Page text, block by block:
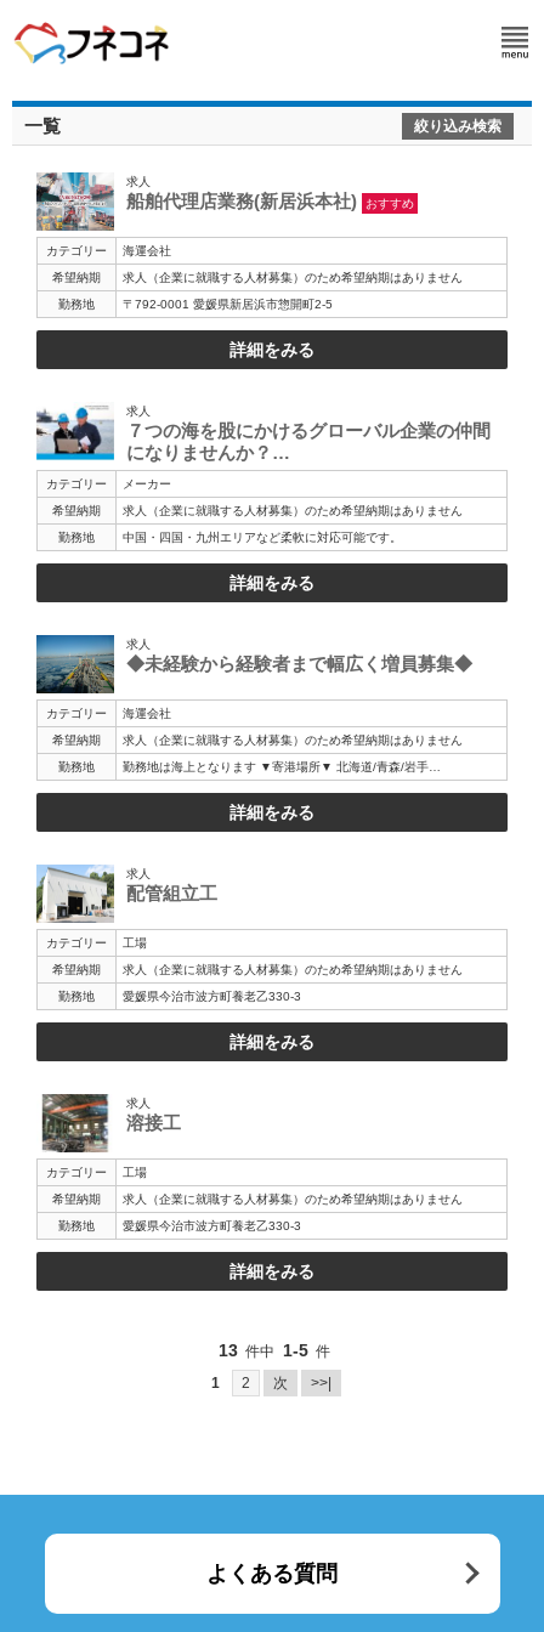
一覧 絞り込み検索
求人
船舶代理店業務(新居浜本社) おすすめ
カテゴリー
海運会社
希望納期
求人（企業に就職する人材募集）のため希望納期はありません
勤務地
〒792-0001 愛媛県新居浜市惣開町2-5
詳細をみる
求人
７つの海を股にかけるグローバル企業の仲間
になりませんか？…
カテゴリー
メーカー
希望納期
求人（企業に就職する人材募集）のため希望納期はありません
勤務地
中国・四国・九州エリアなど柔軟に対応可能です。
詳細をみる
求人
◆未経験から経験者まで幅広く増員募集◆
カテゴリー
海運会社
希望納期
求人（企業に就職する人材募集）のため希望納期はありません
勤務地
勤務地は海上となります ▼寄港場所▼ 北海道/青森/岩手…
詳細をみる
求人
配管組立工
カテゴリー
工場
希望納期
求人（企業に就職する人材募集）のため希望納期はありません
勤務地
愛媛県今治市波方町養老乙330-3
詳細をみる
求人
溶接工
カテゴリー
工場
希望納期
求人（企業に就職する人材募集）のため希望納期はありません
勤務地
愛媛県今治市波方町養老乙330-3
詳細をみる
13 件中 1-5 件
1
2 次 >>|
よくある質問